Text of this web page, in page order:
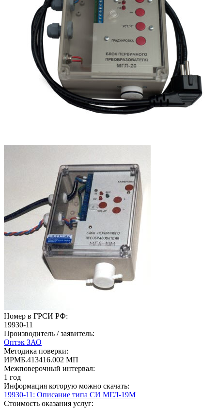
Номер в ГРСИ РФ:
19930-11
Производитель / заявитель:
Оптэк ЗАО
Методика поверки:
ИРМБ.413416.002 МП
Межповерочный интервал:
1 год
Информация которую можно скачать:
19930-11: Описание типа СИ МГЛ-19М
Стоимость оказания услуг: